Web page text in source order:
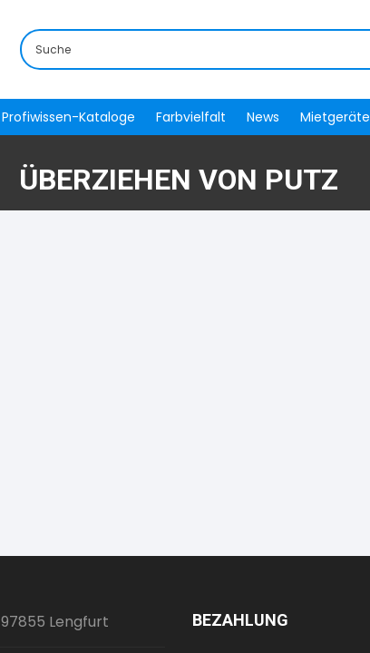
Profiwissen-Kataloge Farbvielfalt News Mietgeräte
ÜBERZIEHEN VON PUTZ
Lengfurt BEZAHLUNG